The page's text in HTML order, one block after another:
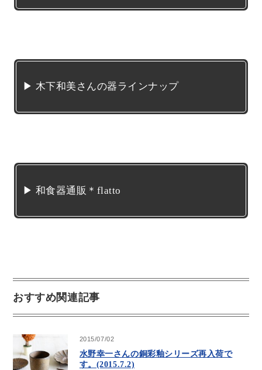
▶ 木下和美さんの器ラインナップ
▶ 和食器通販＊flatto
おすすめ関連記事
2015/07/02
水野幸一さんの銅彩釉シリーズ再入荷で
す。(2015.7.2)